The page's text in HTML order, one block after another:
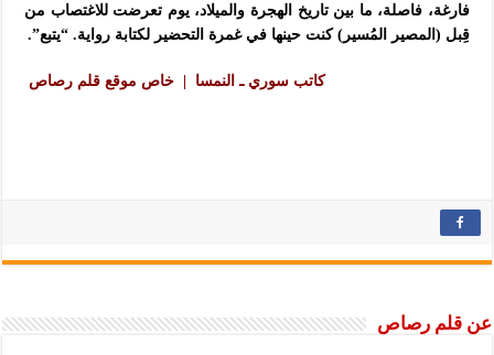
فارغة، فاصلة، ما بين تاريخ الهجرة والميلاد، يوم تعرضت للاغتصاب من
قِبل (المصير المُسير) كنت حينها في غمرة التحضير لكتابة رواية. “يتبع”.
كاتب سوري ـ النمسا | خاص موقع قلم رصاص
عن قلم رصاص